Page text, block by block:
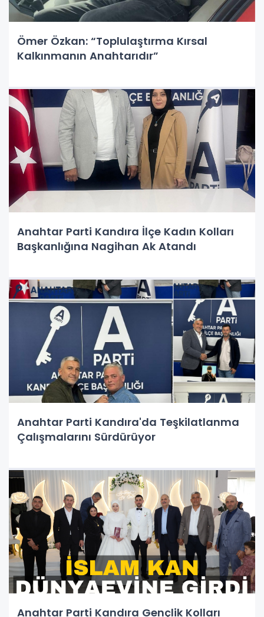
Ömer Özkan: “Toplulaştırma Kırsal
Kalkınmanın Anahtarıdır”
Anahtar Parti Kandıra İlçe Kadın Kolları
Başkanlığına Nagihan Ak Atandı
Anahtar Parti Kandıra'da Teşkilatlanma
Çalışmalarını Sürdürüyor
Anahtar Parti Kandıra Gençlik Kolları